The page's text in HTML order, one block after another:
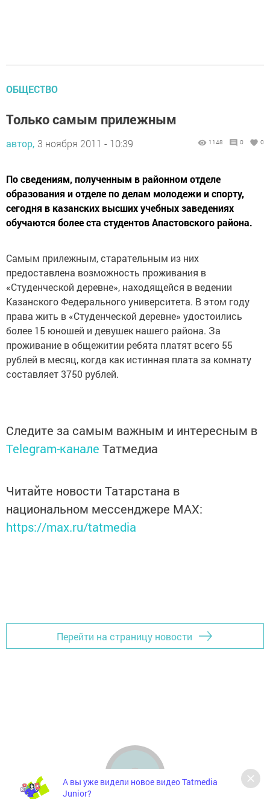
ОБЩЕСТВО
Только самым прилежным
автор, 3 ноября 2011 - 10:39 1148 0 0
По сведениям, полученным в районном отделе
образования и отделе по делам молодежи и спорту,
сегодня в казанских высших учебных заведениях
обучаются более ста студентов Апастовского района.
Самым прилежным, старательным из них
предоставлена возможность проживания в
«Студенческой деревне», находящейся в ведении
Казанского Федерального университета. В этом году
права жить в «Студенческой деревне» удостоились
более 15 юношей и девушек нашего района. За
проживание в общежитии ребята платят всего 55
рублей в месяц, когда как истинная плата за комнату
составляет 3750 рублей.
Следите за самым важным и интересным в
Telegram-канале Татмедиа
Читайте новости Татарстана в
национальном мессенджере MАХ:
https://max.ru/tatmedia
Перейти на страницу новости
А вы уже видели новое видео Tatmedia
Junior?